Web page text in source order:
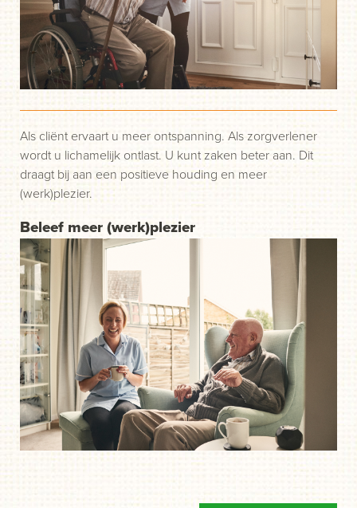
Beleef meer (werk)plezier
Als cliënt ervaart u meer ontspanning. Als zorgverlener
wordt u lichamelijk ontlast. U kunt zaken beter aan. Dit
draagt bij aan een positieve houding en meer
(werk)plezier.